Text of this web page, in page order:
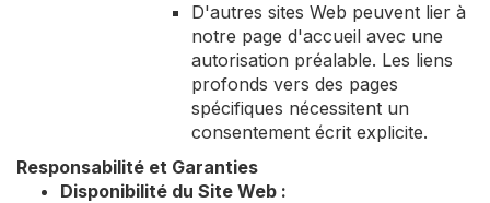
D'autres sites Web peuvent lier à
notre page d'accueil avec une
autorisation préalable. Les liens
profonds vers des pages
spécifiques nécessitent un
consentement écrit explicite.
Responsabilité et Garanties
Disponibilité du Site Web :